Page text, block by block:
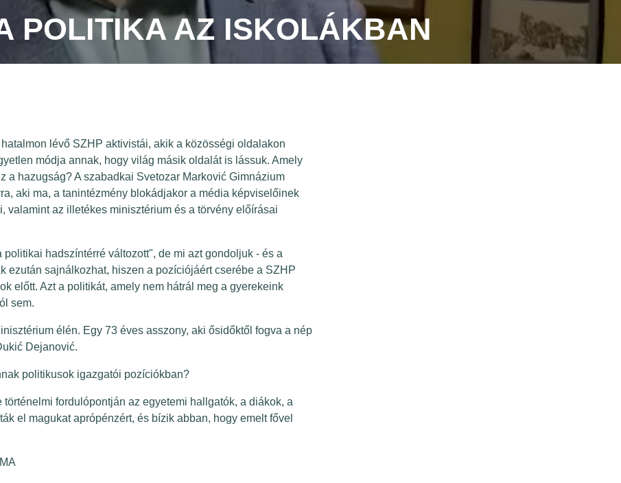
POLITIKA AZ ISKOLÁKBAN
lévő SZHP aktivistái, akik a közösségi oldalakon
módja annak, hogy világ másik oldalát is lássuk. Amely
a hazugság? A szabadkai Svetozar Marković Gimnázium
aki ma, a tanintézmény blokádjakor a média képviselőinek
valamint az illetékes minisztérium és a törvény előírásai
hadszíntérré változott", de mi azt gondoljuk - és a
ezután sajnálkozhat, hiszen a pozíciójáért cserébe a SZHP
előtt. Azt a politikát, amely nem hátrál meg a gyerekeink
sem.
élén. Egy 73 éves asszony, aki ősidőktől fogva a nép
Dejanović.
politikusok igazgatói pozíciókban?
fordulópontján az egyetemi hallgatók, a diákok, a
el magukat aprópénzért, és bízik abban, hogy emelt fővel
MOZGALMA